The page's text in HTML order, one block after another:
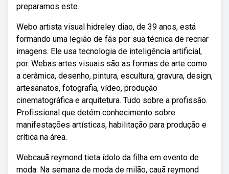
preparamos este.
Webo artista visual hidreley diao, de 39 anos, está
formando uma legião de fãs por sua técnica de recriar
imagens. Ele usa tecnologia de inteligência artificial,
por. Webas artes visuais são as formas de arte como
a cerâmica, desenho, pintura, escultura, gravura, design,
artesanatos, fotografia, vídeo, produção
cinematográfica e arquitetura. Tudo sobre a profissão.
Profissional que detém conhecimento sobre
manifestações artísticas, habilitação para produção e
crítica na área.
Webcauã reymond tieta ídolo da filha em evento de
moda. Na semana de moda de milão, cauã reymond